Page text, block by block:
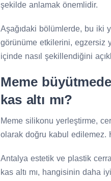
şekilde anlamak önemlidir.
Aşağıdaki bölümlerde, bu iki
görünüme etkilerini, egzersiz
içinde nasıl şekillendiğini
Meme
kas altı mı?
Meme silikonu yerleştirme,
olarak doğru kabul edilemez.
Antalya estetik ve plastik
kas altı mı, hangisinin daha